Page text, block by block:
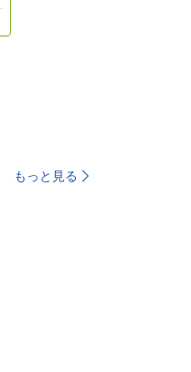
もっと見る